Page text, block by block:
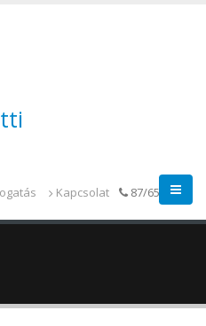
Kapcsolat 87/655-014